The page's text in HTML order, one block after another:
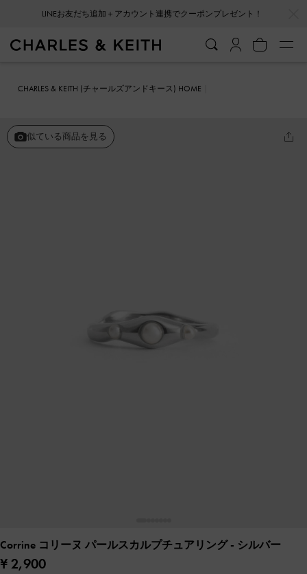
LINEお友だち追加＋アカウント連携でクーポンプレゼント！
CHARLES & KEITH (チャールズアンドキース) HOME
似ている商品を見る
Corrine コリーヌ パールスカルプチュアリング- シルバー
¥ 2,900